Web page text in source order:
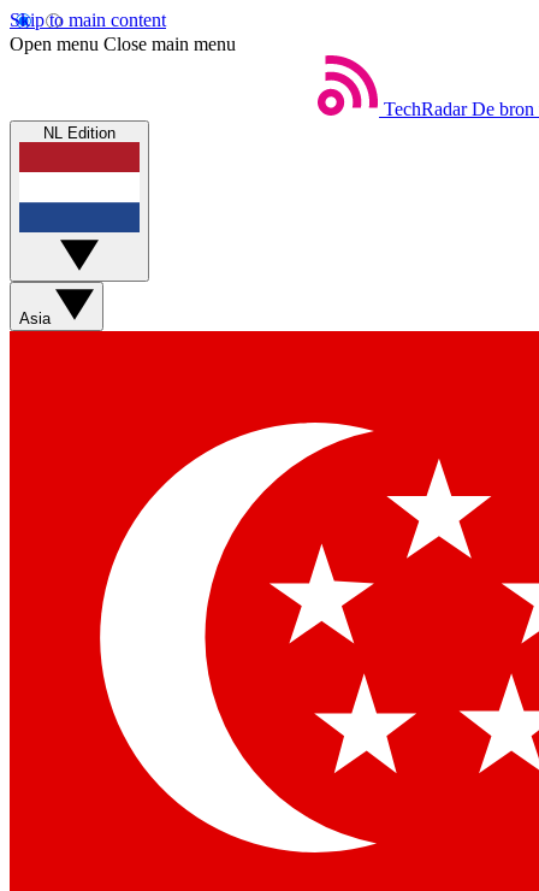
Skip to main content
Open menu Close main menu
TechRadar De bron
NL Edition
Asia